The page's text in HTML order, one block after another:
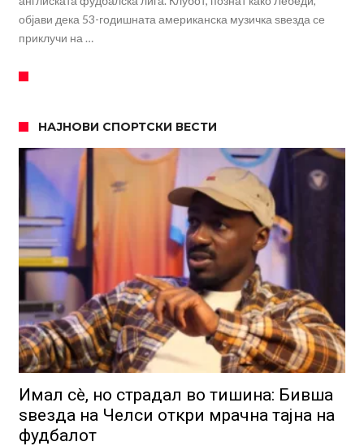
објави дека 53-годишната американска музичка ѕвезда се
приклучи на …
НАЈНОВИ СПОРТСКИ ВЕСТИ
Имал сè, но страдал во тишина: Бивша
ѕвезда на Челси откри мрачна тајна на
фудбалот